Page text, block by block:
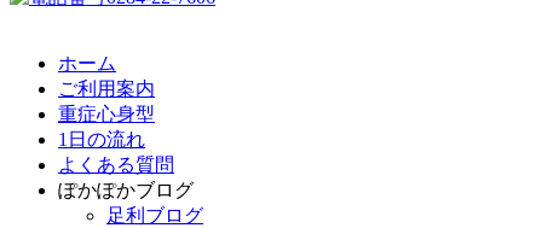
ホーム
ご利用案内
重症心身型
1日の流れ
よくある質問
ぽかぽかブログ
足利ブログ